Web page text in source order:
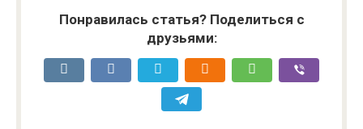
Понравилась статья? Поделиться с
друзьями: